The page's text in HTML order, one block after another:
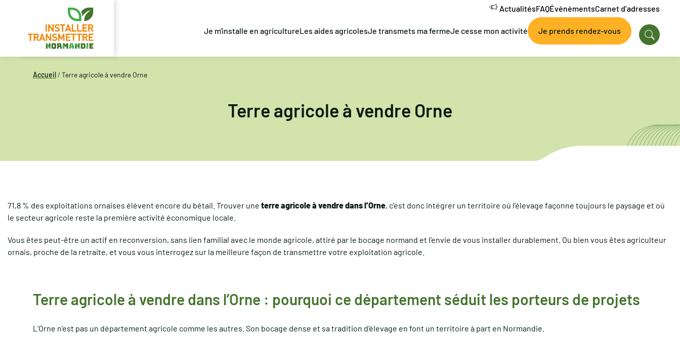
ActualitésFAQÉvénémentsCarnet d’adresses
Je m'installe en agricultureLes aides agricolesJe transmets ma fermeJe cesse mon activité Je prends rendez-vous
Accueil / Terre agricole à vendre Orne
Terre agricole à vendre Orne
71,8 % des exploitations ornaises élèvent encore du bétail. Trouver une terre agricole à vendre dans l’Orne, c’est donc intégrer un territoire où l’élevage façonne toujours le paysage et où
le secteur agricole reste la première activité économique locale.
Vous êtes peut-être un actif en reconversion, sans lien familial avec le monde agricole, attiré par le bocage normand et l’envie de vous installer durablement. Ou bien vous êtes agriculteur
ornais, proche de la retraite, et vous vous interrogez sur la meilleure façon de transmettre votre exploitation agricole.
Terre agricole à vendre dans l’Orne : pourquoi ce département séduit les porteurs de projets
L’Orne n’est pas un département agricole comme les autres. Son bocage dense et sa tradition d’élevage en font un territoire à part en Normandie.